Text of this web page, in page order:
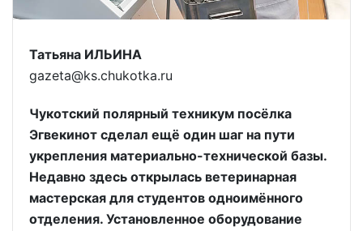
Татьяна ИЛЬИНА
gazeta@ks.chukotka.ru
Чукотский полярный техникум посёлка
Эгвекинот сделал ещё один шаг на пути
укрепления материально-технической базы.
Недавно здесь открылась ветеринарная
мастерская для студентов одноимённого
отделения. Установленное оборудование